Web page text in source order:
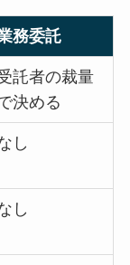
務委託
託者の裁量
決める
し
し